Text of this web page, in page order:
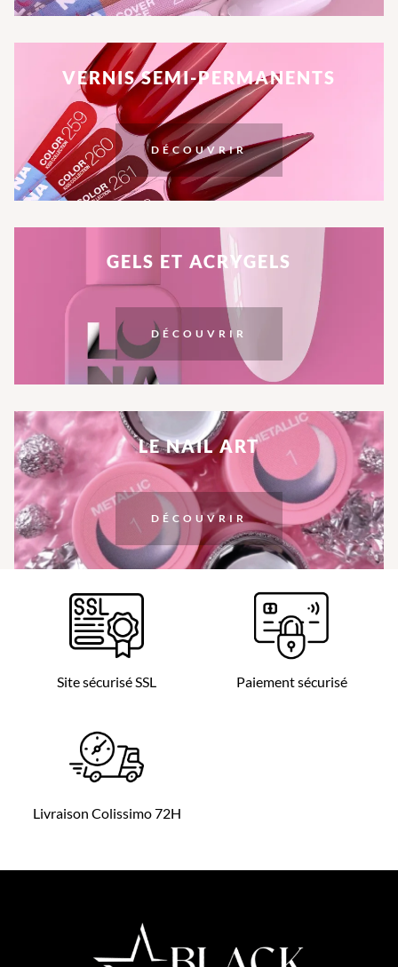
VERNIS SEMI-PERMANENTS
DÉCOUVRIR
GELS ET ACRYGELS
DÉCOUVRIR
LE NAIL ART
DÉCOUVRIR
Site sécurisé SSL Paiement sécurisé
Livraison Colissimo 72H